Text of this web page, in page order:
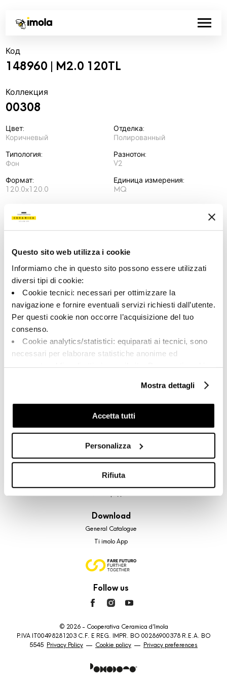
Questo sito web utilizza i cookie
Informiamo che in questo sito possono essere utilizzati
diversi tipi di cookie:
Cookie tecnici: necessari per ottimizzare la
navigazione e fornire eventuali servizi richiesti dall’utente.
Per questi cookie non occorre l’acquisizione del tuo
consenso.
Cookie analytics/statistici: equiparati ai tecnici, sono
necessari per elaborare statistiche anonime ed
Cookie di profilazione/marketing: sono utilizzati, solo
previo tuo consenso, per esaminare le tue abitudini di
navigazione e mostrarti quindi avvisi pubblicitari mirati, in
linea con le tue preferenze.
cookie di profilazione, selezionando uno dei bottoni sotto
riportati. Puoi avere maggiori dettagli visionando
l’Informativa estesa cookie. La chiusura del presente
banner comporterà il permanere dei soli cookie tecnici ed
analytics, per i quali non occorre il tuo consenso. Potrai
comunque modificare le tue scelte in qualsiasi momento,
Mostra dettagli
Accetta tutti
Personalizza
Rifiuta
Код
148960 | M2.0 120TL
Коллекция
00308
Цвет:
Коричневый
Типология:
Фон
Формат:
120.0x120.0
Отделка:
Полированный
Разнотон:
V2
Единица измерения:
MQ
Share:
A brand of Cooperativa Ceramica d’Imola
Tel: +39 0542 601601
Brand
Company
Su di noi
Download
General Catalogue
Ti imolo App
Follow us
© 2026 - Cooperativa Ceramica d’Imola
P.IVA IT00498281203 C.F. E REG. IMPR. BO 00286900378 R.E.A. BO
5545 Privacy Policy — Cookie policy — Privacy preferences